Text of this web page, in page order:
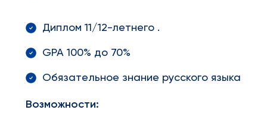
Диплом 11/12-летнего .
GPA 100% до 70%
Обязательное знание русского языка
Возможности: